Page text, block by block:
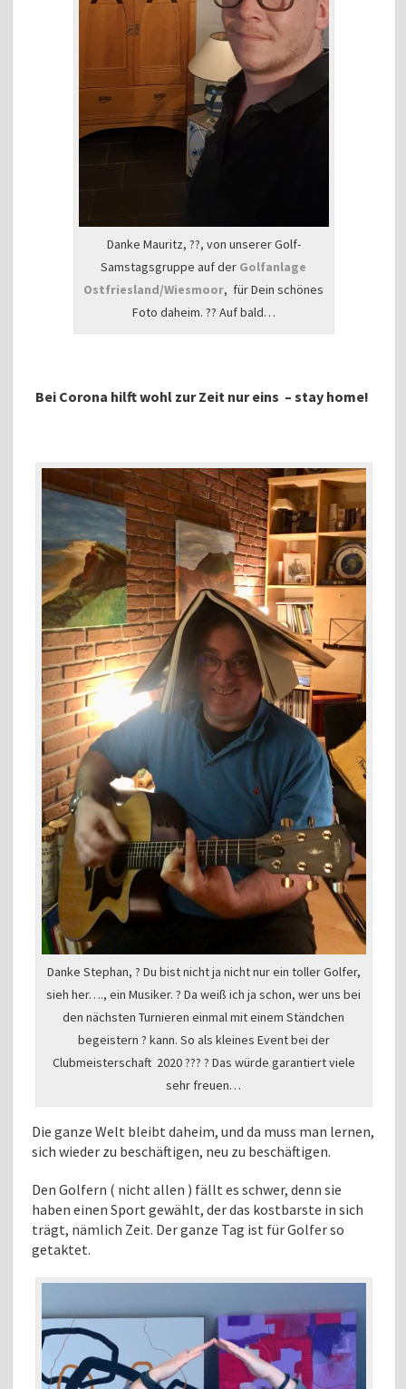
Danke Mauritz, ??, von unserer Golf-
Samstagsgruppe auf der Golfanlage
Ostfriesland/Wiesmoor, für Dein schönes
Foto daheim. ?? Auf bald…
Bei Corona hilft wohl zur Zeit nur eins – stay home!
Danke Stephan, ? Du bist nicht ja nicht nur ein toller Golfer,
sieh her…., ein Musiker. ? Da weiß ich ja schon, wer uns bei
den nächsten Turnieren einmal mit einem Ständchen
begeistern ? kann. So als kleines Event bei der
Clubmeisterschaft 2020 ??? ? Das würde garantiert viele
sehr freuen…
Die ganze Welt bleibt daheim, und da muss man lernen,
sich wieder zu beschäftigen, neu zu beschäftigen.
Den Golfern ( nicht allen ) fällt es schwer, denn sie
haben einen Sport gewählt, der das kostbarste in sich
trägt, nämlich Zeit. Der ganze Tag ist für Golfer so
getaktet.